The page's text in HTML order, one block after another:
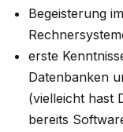
Begeisterung
erste
Datenbanken
(vielleicht hast
bereits